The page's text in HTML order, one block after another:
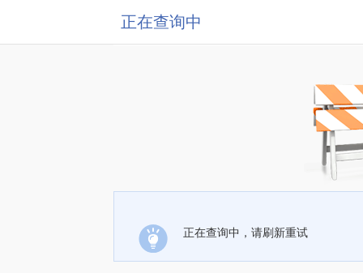
正在查询中
正在查询中，请刷新重试